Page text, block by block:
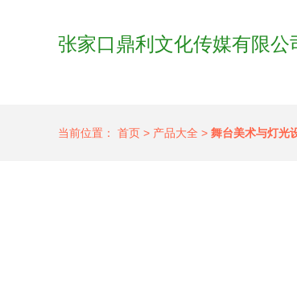
张家口鼎利文化传媒有限公
当前位置： 首页 > 产品大全 > 舞台美术与灯光